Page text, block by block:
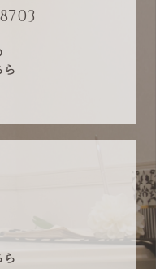
ら
ら